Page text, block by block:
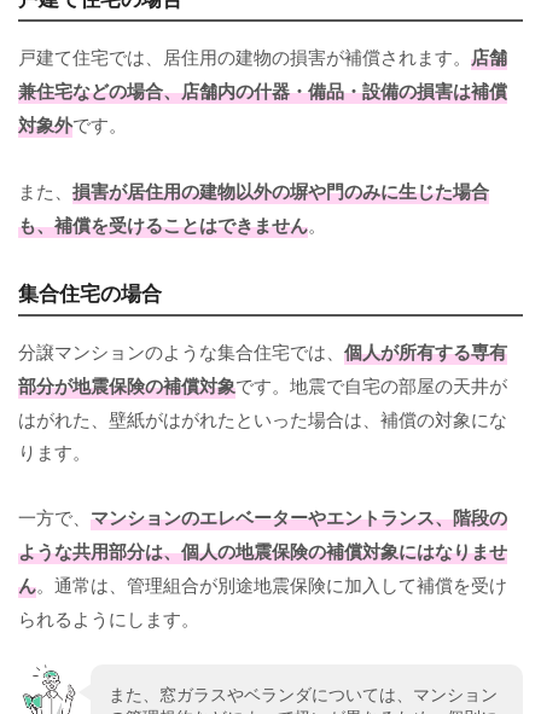
戸建て住宅では、居住用の建物の損害が補償されます。 店舗
兼住宅などの場合、店舗内の什器・備品・設備の損害は補償
対象外です。
また、 損害が居住用の建物以外の塀や門のみに生じた場合
も、補償を受けることはできません。
集合住宅の場合
分譲マンションのような集合住宅では、 個人が所有する専有
部分が地震保険の補償対象です。地震で自宅の部屋の天井が
はがれた、壁紙がはがれたといった場合は、補償の対象にな
ります。
一方で、 マンションのエレベーターやエントランス、階段の
ような共用部分は、個人の地震保険の補償対象にはなりませ
ん。通常は、管理組合が別途地震保険に加入して補償を受け
られるようにします。
また、窓ガラスやベランダについては、マンション